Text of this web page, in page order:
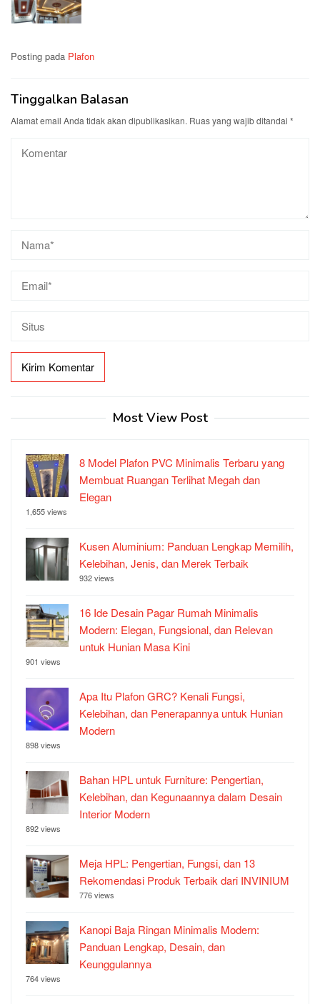
Posting pada Plafon
Tinggalkan Balasan
Alamat email Anda tidak akan dipublikasikan. Ruas yang wajib ditandai *
Most View Post
8 Model Plafon PVC Minimalis Terbaru yang
Membuat Ruangan Terlihat Megah dan
Elegan
1,655 views
Kusen Aluminium: Panduan Lengkap Memilih,
Kelebihan, Jenis, dan Merek Terbaik
932 views
16 Ide Desain Pagar Rumah Minimalis
Modern: Elegan, Fungsional, dan Relevan
untuk Hunian Masa Kini
901 views
Apa Itu Plafon GRC? Kenali Fungsi,
Kelebihan, dan Penerapannya untuk Hunian
Modern
898 views
Bahan HPL untuk Furniture: Pengertian,
Kelebihan, dan Kegunaannya dalam Desain
Interior Modern
892 views
Meja HPL: Pengertian, Fungsi, dan 13
Rekomendasi Produk Terbaik dari INVINIUM
776 views
Kanopi Baja Ringan Minimalis Modern:
Panduan Lengkap, Desain, dan
Keunggulannya
764 views